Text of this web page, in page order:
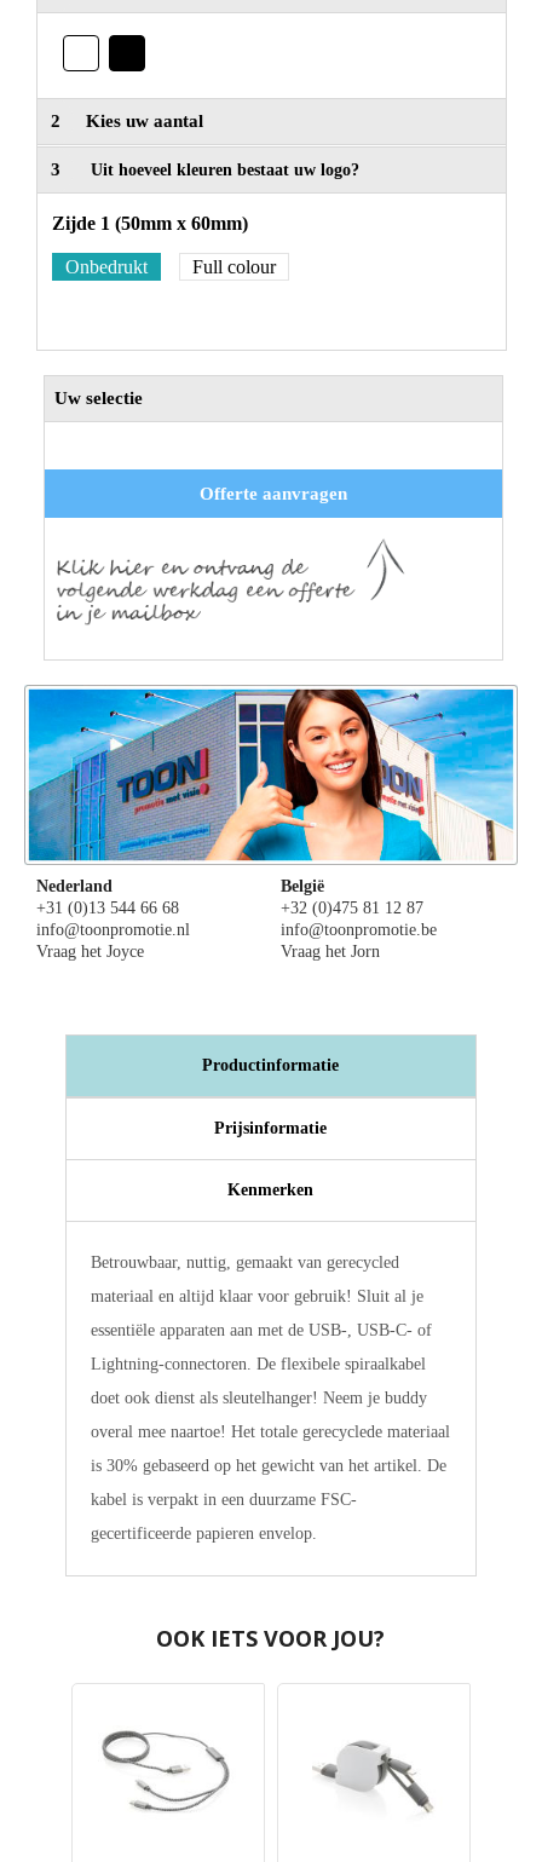
2 Kies uw aantal
3 Uit hoeveel kleuren bestaat uw logo?
Zijde 1 (50mm x 60mm)
Onbedrukt Full colour
Uw selectie
Offerte aanvragen
Nederland
+31 (0)13 544 66 68
info@toonpromotie.nl
Vraag het Joyce
België
+32 (0)475 81 12 87
info@toonpromotie.be
Vraag het Jorn
Productinformatie
Prijsinformatie
Kenmerken
Betrouwbaar, nuttig, gemaakt van gerecycled
materiaal en altijd klaar voor gebruik! Sluit al je
essentiële apparaten aan met de USB-, USB-C- of
Lightning-connectoren. De flexibele spiraalkabel
doet ook dienst als sleutelhanger! Neem je buddy
overal mee naartoe! Het totale gerecyclede materiaal
is 30% gebaseerd op het gewicht van het artikel. De
kabel is verpakt in een duurzame FSC-
gecertificeerde papieren envelop.
OOK IETS VOOR JOU?